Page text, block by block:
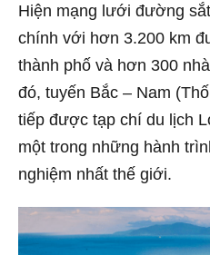
Hiện mạng lưới đường
chính với hơn 3.200 km
thành phố và hơn 300
đó, tuyến Bắc – Nam
tiếp được tạp chí du lịch
một trong những hành
nghiệm nhất thế giới.